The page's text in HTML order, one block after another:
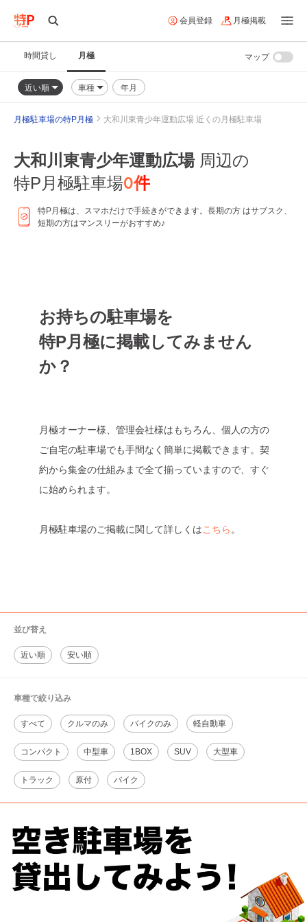
会員登録 月極掲載
時間貸し 月極
近い順 車種 年月
マップ
月極駐車場の特P月極 大和川東青少年運動広場 近くの月極駐車場
大和川東青少年運動広場周辺の
特P月極駐車場0件
特P月極は、スマホだけで手続きができます。長期の方 はサブスク、
短期の方はマンスリーがおすすめ♪
お持ちの駐車場を
特P月極に掲載してみません
か？
月極オーナー様、管理会社様はもちろん、個人の方の
ご自宅の駐車場でも手間なく簡単に掲載できます。契
約から集金の仕組みまで全て揃っていますので、すぐ
に始められます。
月極駐車場のご掲載に関して詳しくはこちら 。
並び替え
近い順 安い順
車種で絞り込み
すべて クルマのみ バイクのみ 軽自動車
コンパクト 中型車 1BOX SUV 大型車
トラック 原付 バイク